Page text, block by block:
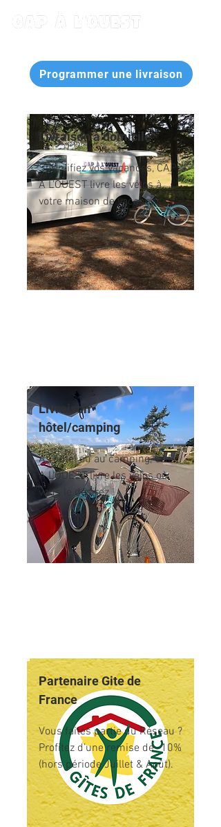
Livraison à domicile
Simplifiez vos vacances, CAP
A L'OUEST livre les vélos à
votre maison de vacances !
Livraison
hôtel/camping
A l'hôtel ou au camping, CAP
A L'OUEST livre les vélos où
vous le désirez !
Partenaire Gite de
France
Vous faites partie du Réseau ?
Profitez d’une remise de -10%
(hors période Juillet & Août).
Programmer une livraison